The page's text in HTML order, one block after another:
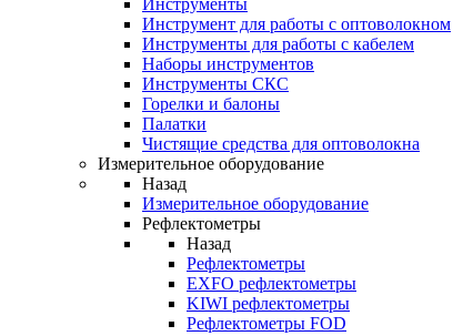
Инструменты
Инструмент для работы с оптоволокном
Инструменты для работы с кабелем
Наборы инструментов
Инструменты СКС
Горелки и балоны
Палатки
Чистящие средства для оптоволокна
Измерительное оборудование
Назад
Измерительное оборудование
Рефлектометры
Назад
Рефлектометры
EXFO рефлектометры
KIWI рефлектометры
Рефлектометры FOD